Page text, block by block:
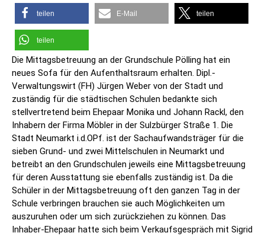
teilen E-Mail teilen
teilen
Die Mittagsbetreuung an der Grundschule Pölling hat ein
neues Sofa für den Aufenthaltsraum erhalten. Dipl.-
Verwaltungswirt (FH) Jürgen Weber von der Stadt und
zuständig für die städtischen Schulen bedankte sich
stellvertretend beim Ehepaar Monika und Johann Rackl, den
Inhabern der Firma Möbler in der Sulzbürger Straße 1. Die
Stadt Neumarkt i.d.OPf. ist der Sachaufwandsträger für die
sieben Grund- und zwei Mittelschulen in Neumarkt und
betreibt an den Grundschulen jeweils eine Mittagsbetreuung
für deren Ausstattung sie ebenfalls zuständig ist. Da die
Schüler in der Mittagsbetreuung oft den ganzen Tag in der
Schule verbringen brauchen sie auch Möglichkeiten um
auszuruhen oder um sich zurückziehen zu können. Das
Inhaber-Ehepaar hatte sich beim Verkaufsgespräch mit Sigrid